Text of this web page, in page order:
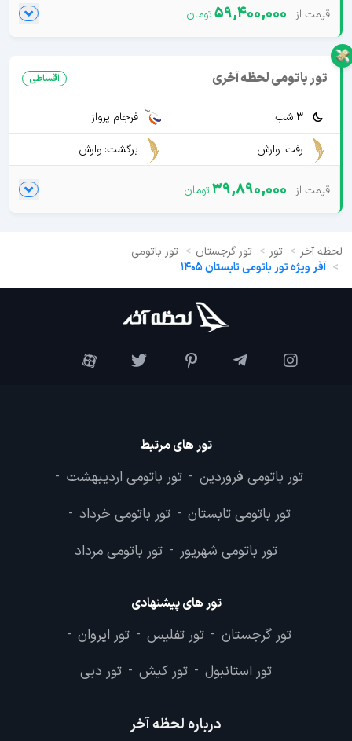
59,400,000
تور باتومی لحظه آخری اقساطی
3 شب
فرجام پرواز
رفت: وارش
برگشت: وارش
39,890,000
لحظه آخر تور تور گرجستان
تور باتومی
آفر ویژه تور باتومی تابستان 1405
تور های مرتبط
تور باتومی فروردین - تور باتومی اردیبهشت -
تور باتومی تابستان - تور باتومی خرداد -
تور باتومی شهریور - تور باتومی مرداد
تور های پیشنهادی
تور گرجستان - تور تفلیس - تور ایروان -
تور استانبول - تور کیش - تور دبی
درباره لحظه آخر